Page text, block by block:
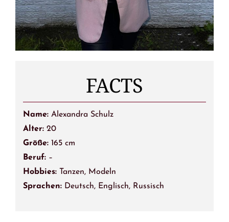
FACTS
Name: Alexandra Schulz
Alter: 20
Größe: 165 cm
Beruf: –
Hobbies:
Tanzen, Modeln
Sprachen:Deutsch, Englisch, Russisch